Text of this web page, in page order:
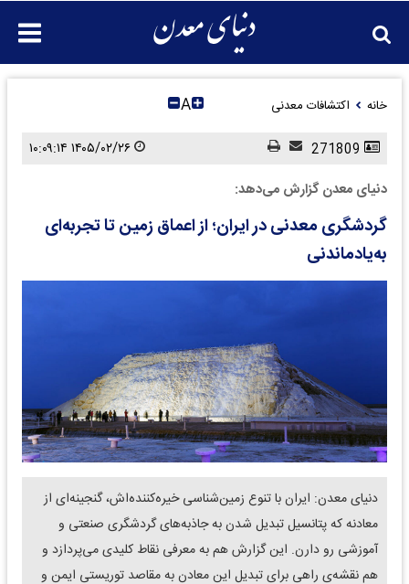
خانه اکتشافات معدنی A
دنیای معدن گزارش می‌دهد:
گردشگری معدنی در ایران؛ از اعماق زمین تا تجربه‌ای
به‌یادماندنی
دنیای معدن: ایران با تنوع زمین‌شناسی خیره‌کننده‌اش، گنجینه‌ای از
معادنه که پتانسیل تبدیل شدن به جاذبه‌های گردشگری صنعتی و
آموزشی رو دارن. این گزارش هم به معرفی نقاط کلیدی می‌پردازد و
هم نقشه‌ی راهی برای تبدیل این معادن به مقاصد توریستی ایمن و